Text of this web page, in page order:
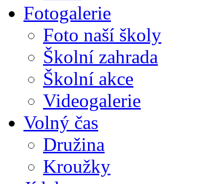
Fotogalerie
Foto naší školy
Školní zahrada
Školní akce
Videogalerie
Volný čas
Družina
Kroužky